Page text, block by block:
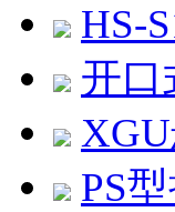
HS-
开口
PS